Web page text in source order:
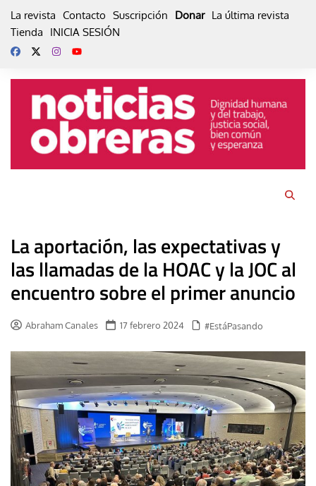
La revista Contacto Suscripción Donar La última revista
Tienda
INICIA SESIÓN
La aportación, las expectativas y
las llamadas de la HOAC y la JOC al
encuentro sobre el primer anuncio
Abraham Canales 17 febrero 2024 #EstáPasando